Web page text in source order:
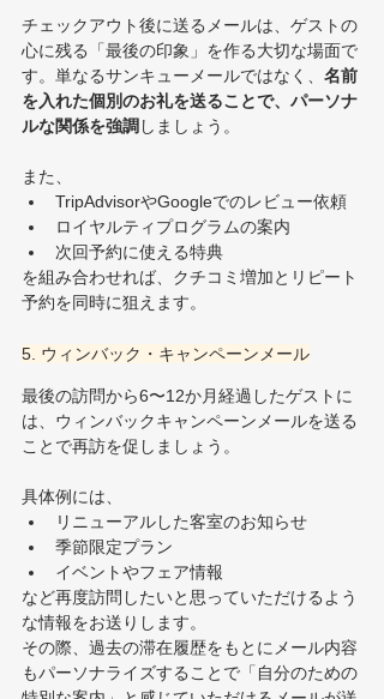
チェックアウト後に送るメールは、ゲストの
心に残る「最後の印象」を作る大切な場面で
す。単なるサンキューメールではなく、 名前
を入れた個別のお礼を送ることで、パーソナ
ルな関係を強調 しましょう。
また、
TripAdvisorやGoogleでのレビュー依頼
ロイヤルティプログラムの案内
次回予約に使える特典
を組み合わせれば、クチコミ増加とリピート
予約を同時に狙えます。
5. ウィンバック・キャンペーンメール
最後の訪問から6〜12か月経過したゲストに
は、ウィンバックキャンペーンメールを送る
ことで再訪を促しましょう。
具体例には、
リニューアルした客室のお知らせ
季節限定プラン
イベントやフェア情報
など再度訪問したいと思っていただけるよう
な情報をお送りします。
その際、過去の滞在履歴をもとにメール内容
もパーソナライズすることで「自分のための